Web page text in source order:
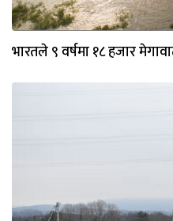
भारतले ९ वर्षमा १८ हजार